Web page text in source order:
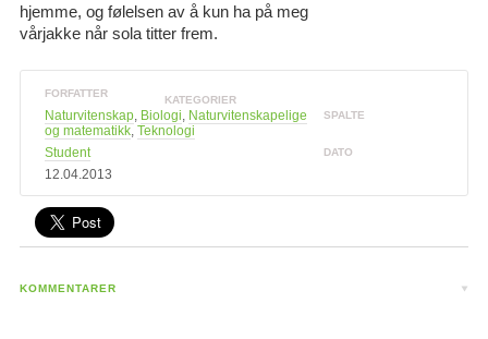
hjemme, og følelsen av å kun ha på meg
vårjakke når sola titter frem.
FORFATTER
KATEGORIER
Naturvitenskap, Biologi, Naturvitenskapelige
og matematikk,Teknologi
SPALTE
Student DATO
12.04.2013
KOMMENTARER